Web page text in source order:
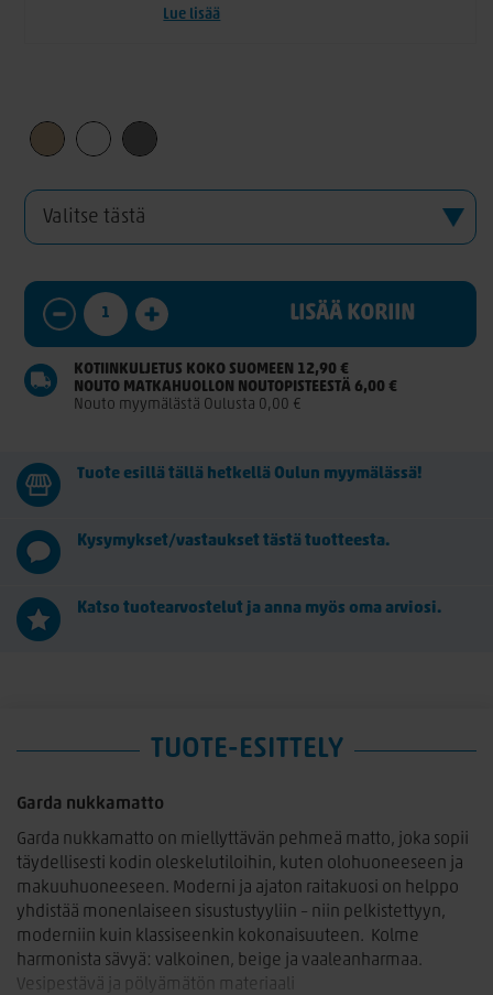
Lue lisää
LISÄÄ KORIIN
KOTIINKULJETUS KOKO SUOMEEN 12,90 €
NOUTO MATKAHUOLLON NOUTOPISTEESTÄ 6,00 €
Nouto myymälästä Oulusta 0,00 €
Tuote esillä tällä hetkellä Oulun myymälässä!
Kysymykset/vastaukset tästä tuotteesta.
Katso tuotearvostelut ja anna myös oma arviosi.
TUOTE-ESITTELY
Garda nukkamatto
Garda nukkamatto on miellyttävän pehmeä matto, joka sopii
täydellisesti kodin oleskelutiloihin, kuten olohuoneeseen ja
makuuhuoneeseen. Moderni ja ajaton raitakuosi on helppo
yhdistää monenlaiseen sisustustyyliin – niin pelkistettyyn,
moderniin kuin klassiseenkin kokonaisuuteen. Kolme
harmonista sävyä: valkoinen, beige ja vaaleanharmaa.
Vesipestävä ja pölyämätön materiaali